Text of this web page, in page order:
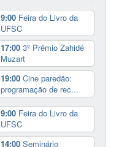
9:00 Feira do Livro da
UFSC
17:003º Prêmio Zahidé
Muzart
19:00Cine paredão:
programação de rec...
9:00 Feira do Livro da
UFSC
14:00Seminário